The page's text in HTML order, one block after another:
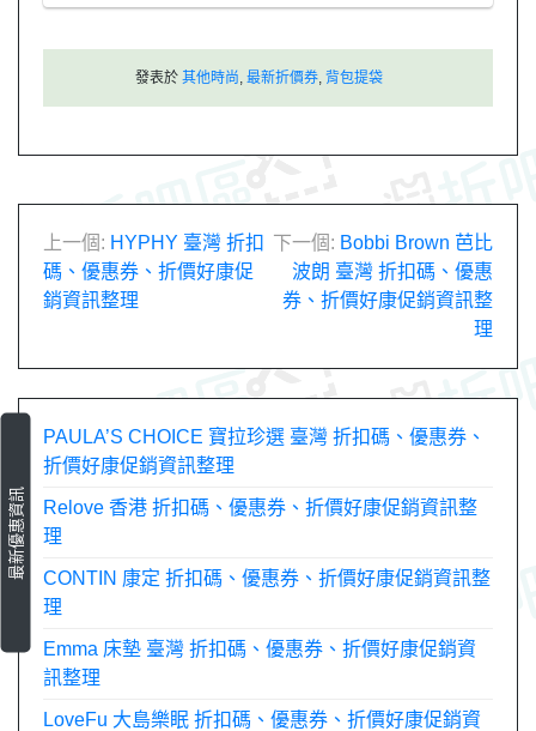
發表於 其他時尚 最新折價券 背包提袋
文
章
覽
上一個: HYPHY 臺灣 折扣
碼、優惠券、折價好康促
銷資訊整理
下一個: Bobbi Brown 芭比
波朗 臺灣 折扣碼、優惠
券、折價好康促銷資訊整
理
最新優惠資訊
PAULA’S CHOICE 寶拉珍選 臺灣 折扣碼、優惠券、
折價好康促銷資訊整理
Relove 香港 折扣碼、優惠券、折價好康促銷資訊整
理
CONTIN 康定 折扣碼、優惠券、折價好康促銷資訊整
理
Emma 床墊 臺灣 折扣碼、優惠券、折價好康促銷資
訊整理
LoveFu 大島樂眠 折扣碼、優惠券、折價好康促銷資